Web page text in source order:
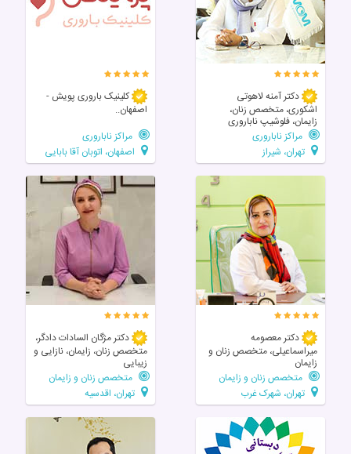
دکتر آمنه لاهوتی
اشکوری، متخصص زنان،
زایمان، فلوشیپ ناباروری
مراکز ناباروری
تهران، شیراز
کلینیک باروری پویش -
اصفهان..
مراکز ناباروری
اصفهان، اتوبان آقا بابایی
دکتر معصومه
میراسماعیلی، متخصص زنان و
زایمان
متخصص زنان و زایمان
تهران، شهرک غرب
دکتر مژگان السادات دادگر،
متخصص زنان، زایمان، نازایی و
زیبایی
متخصص زنان و زایمان
تهران، اقدسیه